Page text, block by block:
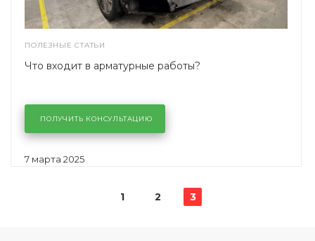
ПОЛЕЗНЫЕ СТАТЬИ
7 марта 2025
Что входит в арматурные работы?
ПОЛУЧИТЬ КОНСУЛЬТАЦИЮ
1 2 3